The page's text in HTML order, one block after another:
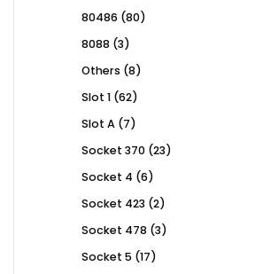
80486 8080
8088 33
Others 88
Slot 1 6262
Slot A 77
Socket 370 2323
Socket 4 66
Socket 423 22
Socket 478 33
Socket 5 1717